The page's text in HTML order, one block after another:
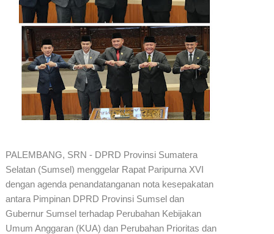
PALEMBANG, SRN - DPRD Provinsi Sumatera
Selatan (Sumsel) menggelar Rapat Paripurna XVI
dengan agenda penandatanganan nota kesepakatan
antara Pimpinan DPRD Provinsi Sumsel dan
Gubernur Sumsel terhadap Perubahan Kebijakan
Umum Anggaran (KUA) dan Perubahan Prioritas dan